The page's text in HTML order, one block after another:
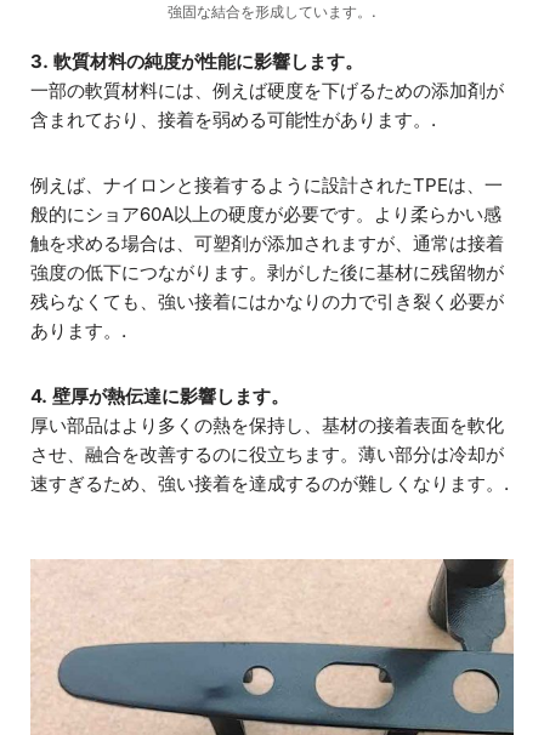
強固な結合を形成しています。.
3. 軟質材料の純度が性能に影響します。
一部の軟質材料には、例えば硬度を下げるための添加剤が
含まれており、接着を弱める可能性があります。.
例えば、ナイロンと接着するように設計されたTPEは、一
般的にショア60A以上の硬度が必要です。より柔らかい感
触を求める場合は、可塑剤が添加されますが、通常は接着
強度の低下につながります。剥がした後に基材に残留物が
残らなくても、強い接着にはかなりの力で引き裂く必要が
あります。.
4. 壁厚が熱伝達に影響します。
厚い部品はより多くの熱を保持し、基材の接着表面を軟化
させ、融合を改善するのに役立ちます。薄い部分は冷却が
速すぎるため、強い接着を達成するのが難しくなります。.